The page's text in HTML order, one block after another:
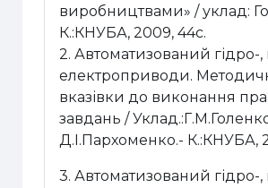
виробництвами» / уклад:
К.:КНУБА, 2009, 44с.
2. Автоматизований гідро-
електроприводи.
вказівки до виконання
завдань /
Д.І.Пархоменко.- К.:КНУБА,
3. Автоматизований гідро-